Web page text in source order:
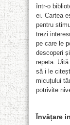
într-o
ei. Cartea
pentru
trezi
pe care le
descoperi
repeta.
să i le
micuțului
potrivite
Învățare